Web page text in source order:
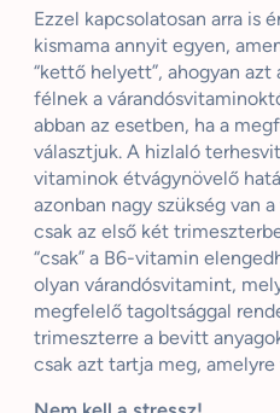
Ezzel kapcsolatosan arra is
kismama annyit egyen,
“kettő helyett”, ahogyan azt
félnek a
abban az esetben, ha a
választjuk. A hizlaló
vitaminok étvágynövelő
azonban nagy szükség van
csak az első két
“csak” a B6-vitamin
olyan várandósvitamint,
megfelelő tagoltsággal
trimeszterre a bevitt
csak azt tartja meg, amelyre